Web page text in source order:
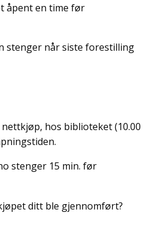
åpent en time før
stenger når siste forestilling
hos biblioteket (10.00
stenger 15 min. før
ditt ble gjennomført?